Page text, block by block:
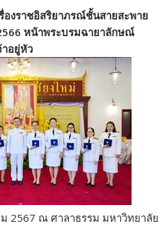
องราชอิสริยาภรณ์ชั้นสายสะพาย
หน้าพระบรมฉายาลักษณ์
อยู่หัว
2567 ณ ศาลาธรรม มหาวิทยาลัย